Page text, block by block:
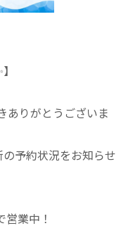
ありがとうございま
予約状況をお知らせ
営業中！